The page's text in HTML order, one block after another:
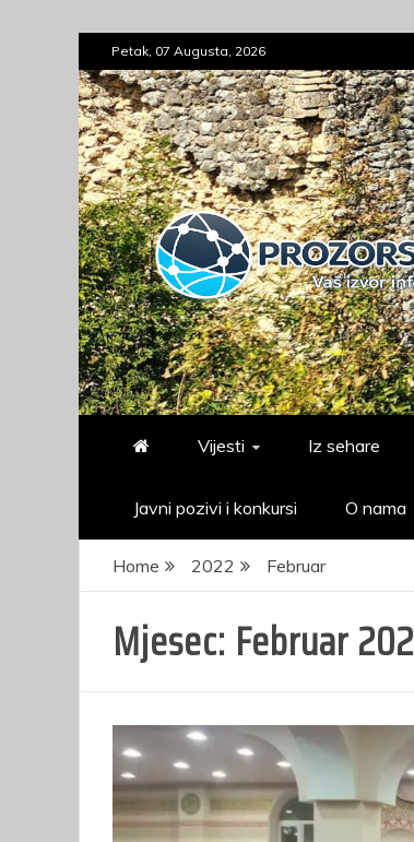
to
content
Petak, 07 Augusta, 2026
prozorski.ba
Vaš izvor informacija
Vijesti Iz sehare
Javni pozivi i konkursi O nama
Home 2022 Februar
Mjesec: Februar